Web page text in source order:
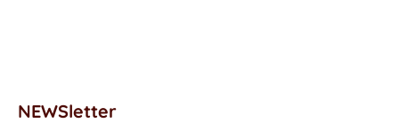
NEWSletter